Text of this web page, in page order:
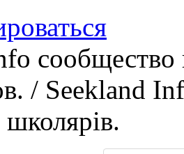
/ Seekland
школярів.